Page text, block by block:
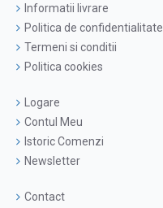
Informatii livrare
Politica de confidentialitate
Termeni si conditii
Politica cookies
Logare
Contul Meu
Istoric Comenzi
Newsletter
Contact